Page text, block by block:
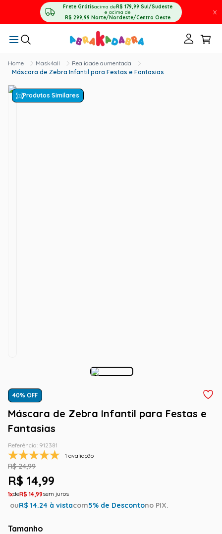
Frete Grátisacima deR$ 179,99 Sul/Sudeste
e acima de
R$ 299,99 Norte/Nordeste/Centro Oeste
X
Mask4all
Realidade aumentada
Máscara de Zebra Infantil para Festas e Fantasias
Produtos Similares
40% OFF
Máscara de Zebra Infantil para Festas e
Fantasias
Referência: 912381
1 avaliação
R$ 24,99
R$ 14,99
1 R$ 14,99
ouR$ 14.24 à vistacom5% de Descontono PIX.
Tamanho